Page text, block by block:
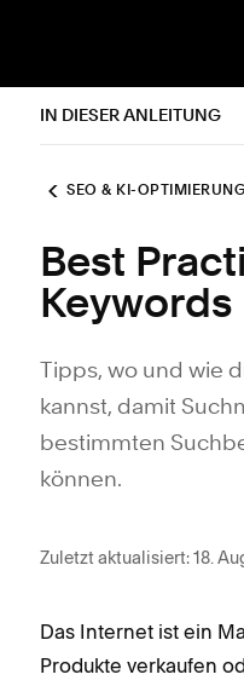
IN DIESER ANLEITUNG
SEO & KI-OPTIMIERUNG
Best
Keywords
Tipps, wo und wie
kannst, damit
bestimmten
können.
Zuletzt aktualisiert: 18.
Das Internet ist ein
Produkte verkaufen